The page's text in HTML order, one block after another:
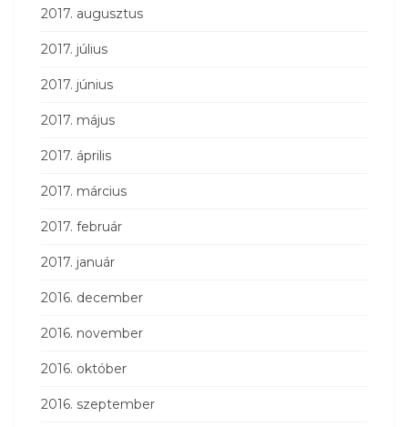
2017. augusztus
2017. július
2017. június
2017. május
2017. április
2017. március
2017. február
2017. január
2016. december
2016. november
2016. október
2016. szeptember